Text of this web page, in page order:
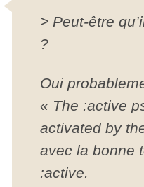
> Peut-être
?
Oui
« The :active
activated by
avec la bonne
:active.